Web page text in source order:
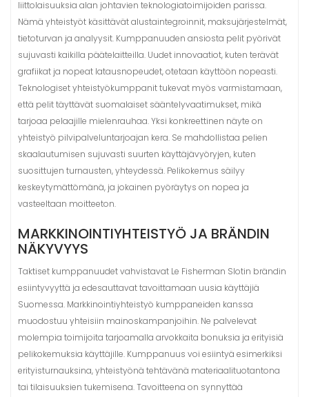
liittolaisuuksia alan johtavien teknologiatoimijoiden parissa.
Nämä yhteistyöt käsittävät alustaintegroinnit, maksujärjestelmät,
tietoturvan ja analyysit. Kumppanuuden ansiosta pelit pyörivät
sujuvasti kaikilla päätelaitteilla. Uudet innovaatiot, kuten terävät
grafiikat ja nopeat latausnopeudet, otetaan käyttöön nopeasti.
Teknologiset yhteistyökumppanit tukevat myös varmistamaan,
että pelit täyttävät suomalaiset sääntelyvaatimukset, mikä
tarjoaa pelaajille mielenrauhaa. Yksi konkreettinen näyte on
yhteistyö pilvipalveluntarjoajan kera. Se mahdollistaa pelien
skaalautumisen sujuvasti suurten käyttäjävyöryjen, kuten
suosittujen turnausten, yhteydessä. Pelikokemus säilyy
keskeytymättömänä, ja jokainen pyöräytys on nopea ja
vasteeltaan moitteeton.
MARKKINOINTIYHTEISTYÖ JA BRÄNDIN
NÄKYVYYS
Taktiset kumppanuudet vahvistavat Le Fisherman Slotin brändin
esiintyvyyttä ja edesauttavat tavoittamaan uusia käyttäjiä
Suomessa. Markkinointiyhteistyö kumppaneiden kanssa
muodostuu yhteisiin mainoskampanjoihin. Ne palvelevat
molempia toimijoita tarjoamalla arvokkaita bonuksia ja erityisiä
pelikokemuksia käyttäjille. Kumppanuus voi esiintyä esimerkiksi
erityisturnauksina, yhteistyönä tehtävänä materiaalituotantona
tai tilaisuuksien tukemisena. Tavoitteena on synnyttää